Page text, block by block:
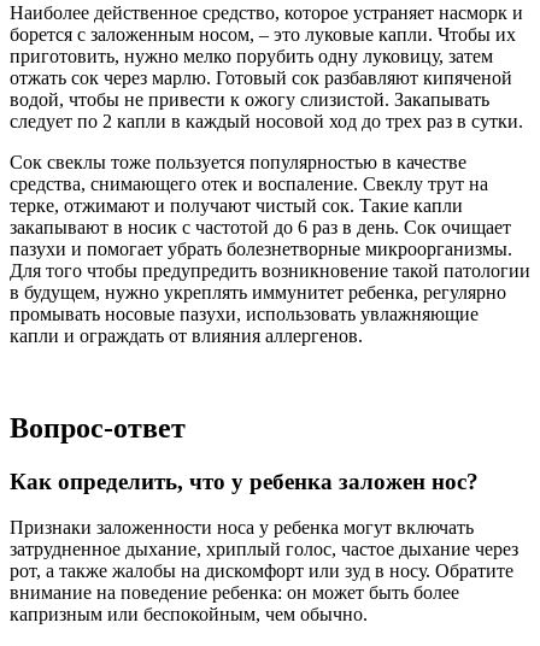
Наиболее действенное средство, которое устраняет насморк и
борется с заложенным носом, – это луковые капли. Чтобы их
приготовить, нужно мелко порубить одну луковицу, затем
отжать сок через марлю. Готовый сок разбавляют кипяченой
водой, чтобы не привести к ожогу слизистой. Закапывать
следует по 2 капли в каждый носовой ход до трех раз в сутки.
Сок свеклы тоже пользуется популярностью в качестве
средства, снимающего отек и воспаление. Свеклу трут на
терке, отжимают и получают чистый сок. Такие капли
закапывают в носик с частотой до 6 раз в день. Сок очищает
пазухи и помогает убрать болезнетворные микроорганизмы.
Для того чтобы предупредить возникновение такой патологии
в будущем, нужно укреплять иммунитет ребенка, регулярно
промывать носовые пазухи, использовать увлажняющие
капли и ограждать от влияния аллергенов.
Вопрос-ответ
Как определить, что у ребенка заложен нос?
Признаки заложенности носа у ребенка могут включать
затрудненное дыхание, хриплый голос, частое дыхание через
рот, а также жалобы на дискомфорт или зуд в носу. Обратите
внимание на поведение ребенка: он может быть более
капризным или беспокойным, чем обычно.